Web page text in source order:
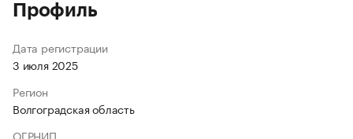
Профиль
Дата регистрации
3 июля 2025
Регион
Волгоградская область
ОГРНИП